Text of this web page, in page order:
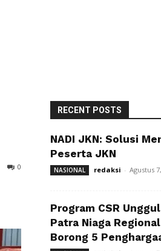
0
RECENT POSTS
NADI JKN: Solusi
Peserta JKN
NASIONAL redaksi - Agustus
Program CSR
Patra Niaga
Borong 5